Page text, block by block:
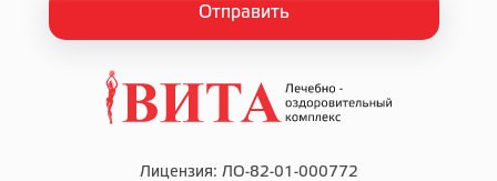
Лицензия: ЛО-82-01-000772